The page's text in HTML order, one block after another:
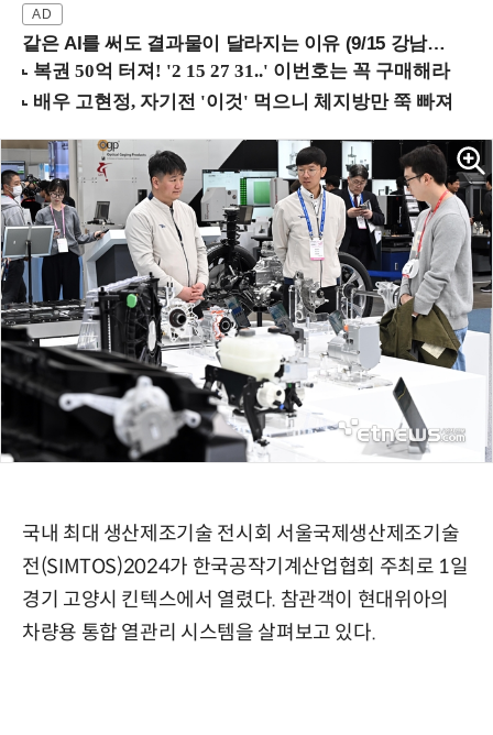
같은 AI를 써도 결과물이 달라지는 이유 (9/15 강남역)
국내 최대 생산제조기술 전시회 서울국제생산제조기술
전(SIMTOS)2024가 한국공작기계산업협회 주최로 1일
경기 고양시 킨텍스에서 열렸다. 참관객이 현대위아의
차량용 통합 열관리 시스템을 살펴보고 있다.